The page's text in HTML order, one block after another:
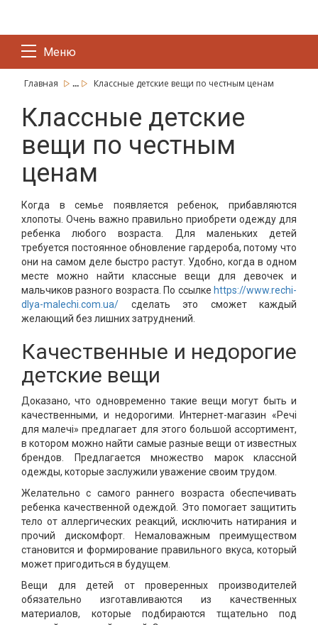
Меню
Главная ... Классные детские вещи по честным ценам
Классные детские
вещи по честным
ценам
Когда в семье появляется ребенок, прибавляются
хлопоты. Очень важно правильно приобрети одежду для
ребенка любого возраста. Для маленьких детей
требуется постоянное обновление гардероба, потому что
они на самом деле быстро растут. Удобно, когда в одном
месте можно найти классные вещи для девочек и
мальчиков разного возраста. По ссылке https://www.rechi-
dlya-malechi.com.ua/ сделать это сможет каждый
желающий без лишних затруднений.
Качественные и недорогие
детские вещи
Доказано, что одновременно такие вещи могут быть и
качественными, и недорогими. Интернет-магазин «Речі
для малечі» предлагает для этого большой ассортимент,
в котором можно найти самые разные вещи от известных
брендов. Предлагается множество марок классной
одежды, которые заслужили уважение своим трудом.
Желательно с самого раннего возраста обеспечивать
ребенка качественной одеждой. Это помогает защитить
тело от аллергических реакций, исключить натирания и
прочий дискомфорт. Немаловажным преимуществом
становится и формирование правильного вкуса, который
может пригодиться в будущем.
Вещи для детей от проверенных производителей
обязательно изготавливаются из качественных
материалов, которые подбираются тщательно под